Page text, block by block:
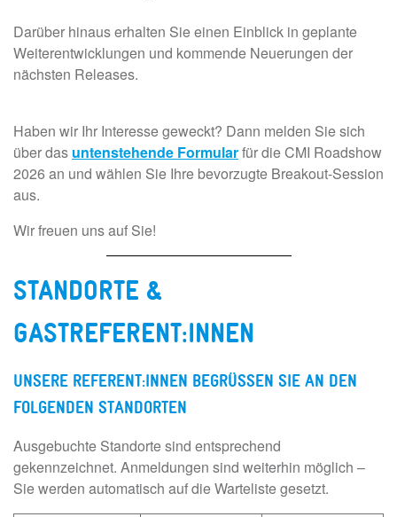
Darüber hinaus erhalten Sie einen Einblick in geplante
Weiterentwicklungen und kommende Neuerungen der
nächsten Releases.
Haben wir Ihr Interesse geweckt? Dann melden Sie sich
über das untenstehende Formularfür die CMI Roadshow
2026 an und wählen Sie Ihre bevorzugte Breakout-Session
aus.
Wir freuen uns auf Sie!
STANDORTE &
GASTREFERENT:INNEN
UNSERE REFERENT:INNEN BEGRÜSSEN SIE AN DEN
FOLGENDEN STANDORTEN
Ausgebuchte Standorte sind entsprechend
gekennzeichnet. Anmeldungen sind weiterhin möglich –
Sie werden automatisch auf die Warteliste gesetzt.